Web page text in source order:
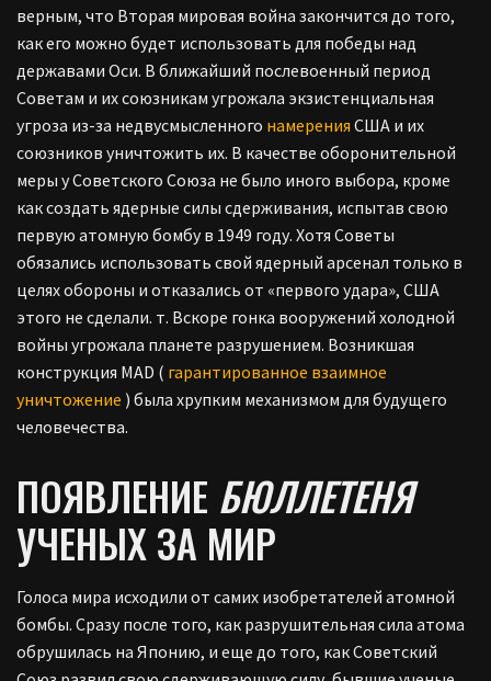
верным, что Вторая мировая война закончится до того,
как его можно будет использовать для победы над
державами Оси. В ближайший послевоенный период
Советам и их союзникам угрожала экзистенциальная
угроза из-за недвусмысленного намерения США и их
союзников уничтожить их. В качестве оборонительной
меры у Советского Союза не было иного выбора, кроме
как создать ядерные силы сдерживания, испытав свою
первую атомную бомбу в 1949 году. Хотя Советы
обязались использовать свой ядерный арсенал только в
целях обороны и отказались от «первого удара», США
этого не сделали. т. Вскоре гонка вооружений холодной
войны угрожала планете разрушением. Возникшая
конструкция MAD ( гарантированное взаимное
уничтожение ) была хрупким механизмом для будущего
человечества.
ПОЯВЛЕНИЕ БЮЛЛЕТЕНЯ
УЧЕНЫХ ЗА МИР
Голоса мира исходили от самих изобретателей атомной
бомбы. Сразу после того, как разрушительная сила атома
обрушилась на Японию, и еще до того, как Советский